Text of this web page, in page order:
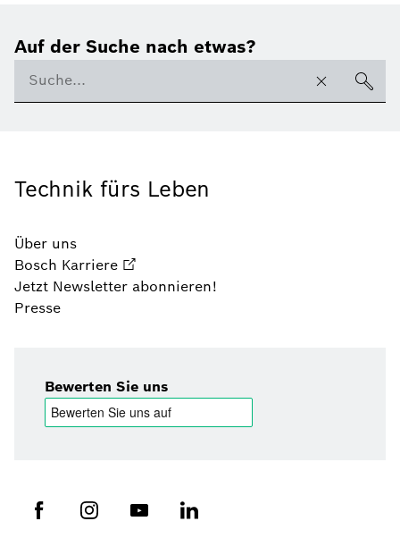
Auf der Suche nach etwas?
Technik fürs Leben
Über uns
Bosch Karriere
Jetzt Newsletter abonnieren!
Presse
Bewerten Sie uns